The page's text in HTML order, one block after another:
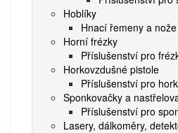
Hoblíky
Hnací řemeny a
Horní frézky
Příslušenství pro
Horkovzdušné pistole
Příslušenství pro
Sponkovačky a
Příslušenství pro
Lasery, dálkoměry,